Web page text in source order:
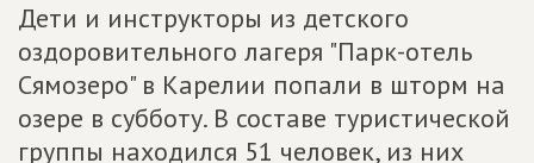
Дети и инструкторы из детского
оздоровительного лагеря "Парк-отель
Сямозеро" в Карелии попали в шторм на
озере в субботу. В составе туристической
группы находился 51 человек, из них